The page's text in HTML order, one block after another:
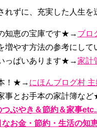
れずに、充実した人生を
知恵の宝庫です★→ ブロ
増やす方法の参考にし
っぱいあります★→家計
！★→ にほんブログ村
事とお手本の家計簿な
ぶやき＆節約＆家事
お金・節約・生活の知恵